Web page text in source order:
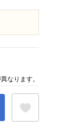
なります。